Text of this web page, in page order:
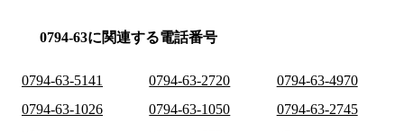
0794-63に関連する電話番号
0794-63-5141 0794-63-2720
0794-63-4970
0794-63-1026
0794-63-1050
0794-63-2745